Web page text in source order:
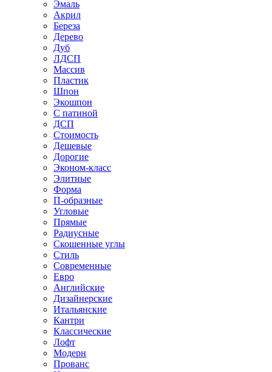
Эмаль
Акрил
Береза
Дерево
Дуб
ЛДСП
Массив
Пластик
Шпон
Экошпон
С патиной
ДСП
Стоимость
Дешевые
Дорогие
Эконом-класс
Элитные
Форма
П-образные
Угловые
Прямые
Радиусные
Скошенные углы
Стиль
Современные
Евро
Английские
Дизайнерские
Итальянские
Кантри
Классические
Лофт
Модерн
Прованс